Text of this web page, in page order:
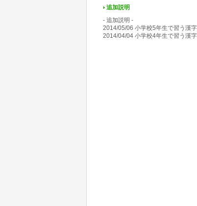
追加説明
- 追加説明 -
2014/05/06 小学校5年生で習う漢
2014/04/04 小学校4年生で習う漢